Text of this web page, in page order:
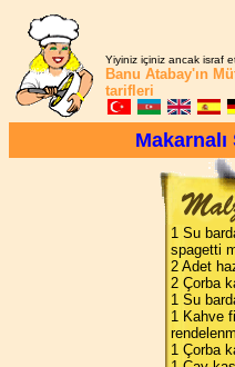
Yiyiniz içiniz ancak israf
Banu Atabay'ın
tarifleri
1 Su
spagetti
2 Adet
2 Çorba
1 Su
1 Kahve
1 Çorba